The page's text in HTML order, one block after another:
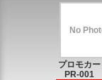
No
プロモカ
PR-001